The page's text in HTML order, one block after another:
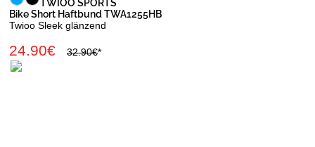
TWIOO SPORTS
Bike Short Haftbund TWA1255HB
Twioo Sleek glänzend
24.90€ 32.90€*